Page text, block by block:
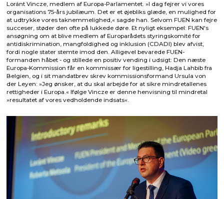
Loránt Vincze, medlem af Europa-Parlamentet. »I dag fejrer vi vores
organisations 75-års jubilæum. Det er et øjebliks glæde, en mulighed for
at udtrykke vores taknemmelighed,« sagde han. Selvom FUEN kan fejre
succeser, støder den ofte på lukkede døre. Et nyligt eksempel: FUEN's
ansøgning om at blive medlem af Europarådets styringskomité for
antidiskrimination, mangfoldighed og inklusion (CDADI) blev afvist,
fordi nogle stater stemte imod den. Alligevel bevarede FUEN-
formanden håbet - og stillede en positiv vending i udsigt: Den næste
Europa-Kommission får en kommissær for ligestilling, Hadja Lahbib fra
Belgien, og i sit mandatbrev skrev kommissionsformand Ursula von
der Leyen: »Jeg ønsker, at du skal arbejde for at sikre mindretallenes
rettigheder i Europa.« Ifølge Vincze er denne henvisning til mindretal
»resultatet af vores vedholdende indsats«.